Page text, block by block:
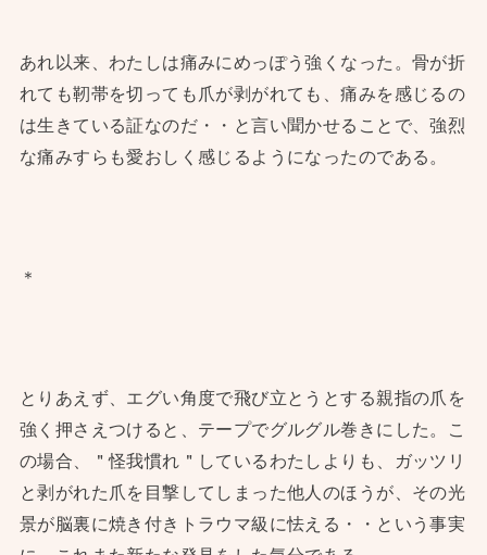
あれ以来、わたしは痛みにめっぽう強くなった。骨が折
れても靭帯を切っても爪が剥がれても、痛みを感じるの
は生きている証なのだ・・と言い聞かせることで、強烈
な痛みすらも愛おしく感じるようになったのである。
＊
とりあえず、エグい角度で飛び立とうとする親指の爪を
強く押さえつけると、テープでグルグル巻きにした。こ
の場合、＂怪我慣れ＂しているわたしよりも、ガッツリ
と剥がれた爪を目撃してしまった他人のほうが、その光
景が脳裏に焼き付きトラウマ級に怯える・・という事実